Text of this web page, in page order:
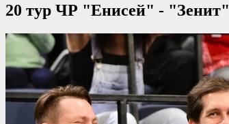
20 тур ЧР "Енисей" - "Зенит"